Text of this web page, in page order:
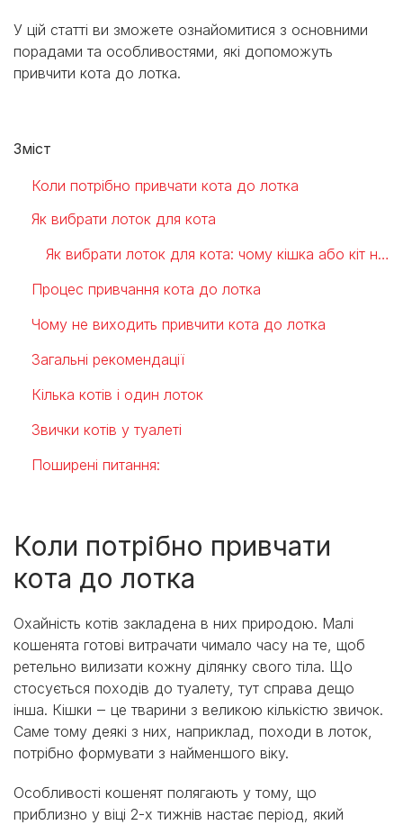
У цій статті ви зможете ознайомитися з основними
порадами та особливостями, які допоможуть
привчити кота до лотка.
Зміст
Коли потрібно привчати кота до лотка
Як вибрати лоток для кота
Як вибрати лоток для кота: чому кішка або кіт не ходить в лоток
Процес привчання кота до лотка
Чому не виходить привчити кота до лотка
Загальні рекомендації
Кілька котів і один лоток
Звички котів у туалеті
Поширені питання:
Коли потрібно привчати
кота до лотка
Охайність котів закладена в них природою. Малі
кошенята готові витрачати чимало часу на те, щоб
ретельно вилизати кожну ділянку свого тіла. Що
стосується походів до туалету, тут справа дещо
інша. Кішки ‒ це тварини з великою кількістю звичок.
Саме тому деякі з них, наприклад, походи в лоток,
потрібно формувати з найменшого віку.
Особливості кошенят полягають у тому, що
приблизно у віці 2-х тижнів настає період, який